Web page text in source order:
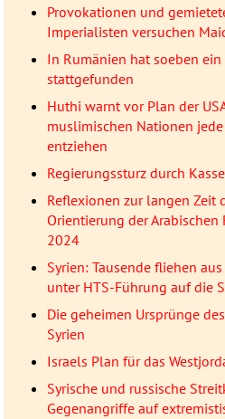
Provokationen und
Imperialisten versuchen
In Rumänien hat soeben ein
stattgefunden
Huthi warnt vor Plan der
muslimischen Nationen
entziehen
Regierungssturz durch
Reflexionen zur langen Zeit
Orientierung der
2024
Syrien: Tausende fliehen
unter HTS-Führung auf die
Die geheimen Ursprünge
Syrien
Israels Plan für das
Syrische und russische
Gegenangriffe auf